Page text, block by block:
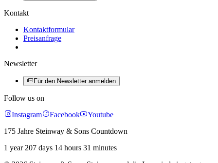
Kontakt
Kontaktformular
Preisanfrage
Newsletter
Für den Newsletter anmelden
Follow us on
Instagram
Facebook
Youtube
175 Jahre Steinway & Sons Countdown
1 year 207 days 14 hours 31 minutes